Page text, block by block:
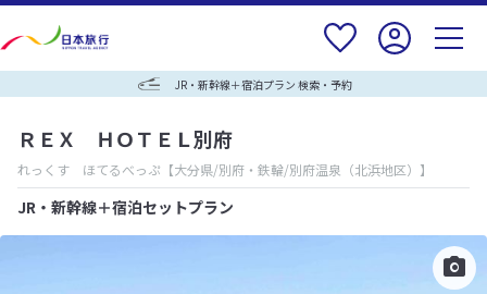
JR・新幹線＋宿泊プラン 検索・予約
ＲＥＸ ＨＯＴＥＬ別府
れっくす ほてるべっぷ 【大分県/別府・鉄輪/別府温泉（北浜地区）】
JR・新幹線＋宿泊セットプラン